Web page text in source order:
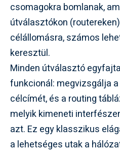
csomagokra bomlanak,
útválasztókon
célállomásra, számos
keresztül.
Minden útválasztó
funkcionál: megvizsgálja
célcímét, és a routing
melyik kimeneti
azt. Ez egy klasszikus
a lehetséges utak a